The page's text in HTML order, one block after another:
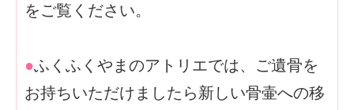
をご覧ください。
●ふくふくやまのアトリエでは、ご遺骨を
お持ちいただけましたら新しい骨壷への移